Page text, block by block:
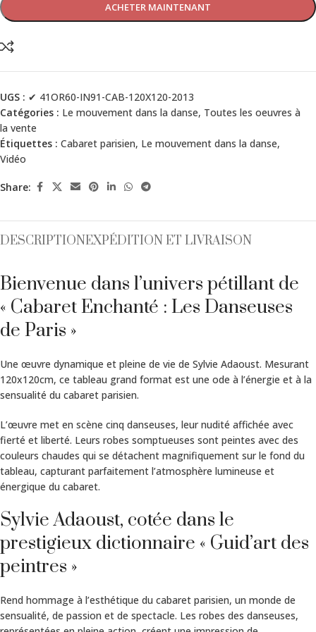
ACHETER MAINTENANT
UGS : ✔ 41OR60-IN91-CAB-120X120-2013
Catégories : Le mouvement dans la danse, Toutes les oeuvres à
la vente
Étiquettes : Cabaret parisien, Le mouvement dans la danse,
Vidéo
Share:
DESCRIPTIONEXPÉDITION ET LIVRAISON
Bienvenue dans l’univers pétillant de
« Cabaret Enchanté : Les Danseuses
de Paris »
Une œuvre dynamique et pleine de vie de Sylvie Adaoust. Mesurant
120x120cm, ce tableau grand format est une ode à l’énergie et à la
sensualité du cabaret parisien.
L’œuvre met en scène cinq danseuses, leur nudité affichée avec
fierté et liberté. Leurs robes somptueuses sont peintes avec des
couleurs chaudes qui se détachent magnifiquement sur le fond du
tableau, capturant parfaitement l’atmosphère lumineuse et
énergique du cabaret.
Sylvie Adaoust, cotée dans le
prestigieux dictionnaire « Guid’art des
peintres »
Rend hommage à l’esthétique du cabaret parisien, un monde de
sensualité, de passion et de spectacle. Les robes des danseuses,